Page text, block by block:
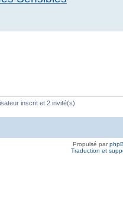
inscrit et 2 invité(s)
Propulsé par
Traduction et